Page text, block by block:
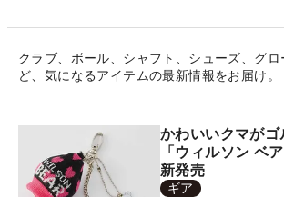
クラブ、ボール、シャフト、シューズ、グロ
ど、気になるアイテムの最新情報をお届け。
かわいいクマがゴ
「ウィルソン ベ
新発売
ギア